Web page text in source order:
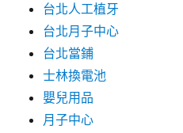
台北人工植牙
台北月子中心
台北當鋪
士林換電池
嬰兒用品
月子中心